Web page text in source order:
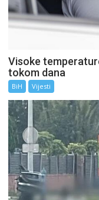
Visoke
tokom dana
BiH Vijesti